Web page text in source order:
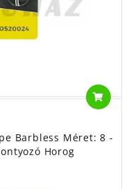
Barbless Méret: 8 -
Horog